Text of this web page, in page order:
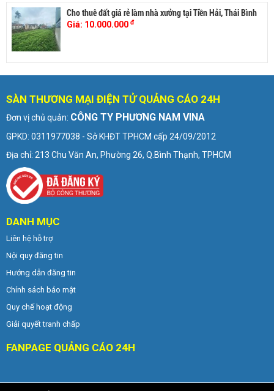
Cho thuê đất giá rẻ làm nhà xưởng tại Tiền Hải, Thái Bình
Giá: 10.000.000 đ
SÀN THƯƠNG MẠI ĐIỆN TỬ QUẢNG CÁO 24H
Đơn vị chủ quản: CÔNG TY PHƯƠNG NAM VINA
GPKD: 0311977038 - Sở KHĐT TPHCM cấp 24/09/2012
Địa chỉ: 213 Chu Văn An, Phường 26, Q.Bình Thạnh, TPHCM
DANH MỤC
Liên hệ hỗ trợ
Nội quy đăng tin
Hướng dẫn đăng tin
Chính sách bảo mật
Quy chế hoạt động
Giải quyết tranh chấp
FANPAGE QUẢNG CÁO 24H